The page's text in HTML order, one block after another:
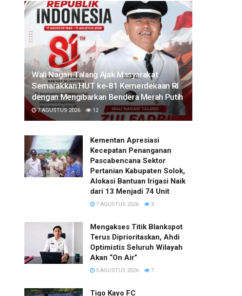
Wali Nagari Talang Ajak Masyarakat
Semarakkan HUT ke-81 Kemerdekaan RI
dengan Mengibarkan Bendera Merah Putih
7 AGUSTUS 2026 12
Kementan Apresiasi
Kecepatan Penanganan
Pascabencana Sektor
Pertanian Kabupaten Solok,
Alokasi Bantuan Irigasi Naik
dari 13 Menjadi 74 Unit
7 AGUSTUS 2026 3
Mengakses Titik Blankspot
Terus Diprioritaskan, Ahdi
Optimistis Seluruh Wilayah
Akan “On Air”
5 AGUSTUS 2026 7
Tigo Kayo FC